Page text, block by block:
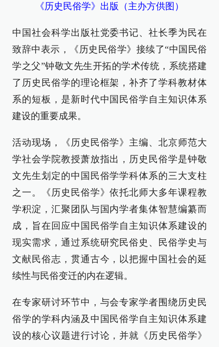
《历史民俗学》出版（主办方供图）
中国社会科学出版社党委书记、社长季为民在
致辞中表示，《历史民俗学》接续了“中国民俗
学之父”钟敬文先生开拓的学术传统，系统搭建
了历史民俗学的理论框架，补齐了学科教材体
系的短板，是新时代中国民俗学自主知识体系
建设的重要成果。
活动现场，《历史民俗学》主编、北京师范大
学社会学院教授萧放指出，历史民俗学是钟敬
文先生划定的中国民俗学学科体系的三大支柱
之一。《历史民俗学》依托北师大多年课程教
学积淀，汇聚团队与国内学者集体智慧编纂而
成，旨在回应中国民俗学自主知识体系建设的
现实需求，通过系统研究民俗史、民俗学史与
文献民俗志，贯通古今，以把握中国社会的延
续性与民俗变迁的内在逻辑。
在专家研讨环节中，与会专家学者围绕历史民
俗学的学科内涵及中国民俗学自主知识体系建
设的核心议题进行讨论，并就《历史民俗学》